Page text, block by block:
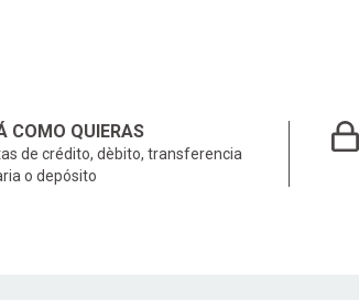
COMO QUIERAS
de crédito, dèbito, transferencia
o depósito